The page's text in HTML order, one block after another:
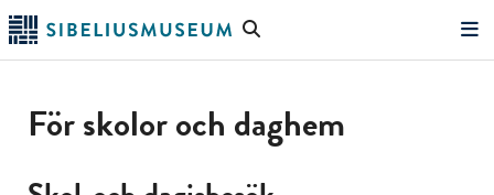
Hoppa
till
huvudinnehållet
Sök
För skolor och daghem